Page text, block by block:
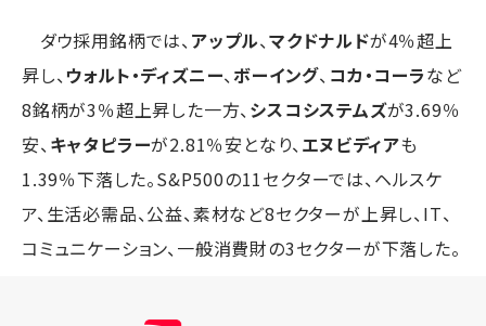
ダウ採用銘柄では、 アップル、マクドナルドが4％超上
昇し、ウォルト・ディズニー、 ボーイング、 コカ・コーラなど
8銘柄が3％超上昇した一方、 シスコシステムズが3.69％
安、 キャタピラーが2.81％安となり、 エヌビディアも
1.39％下落した。S&P500の11セクターでは、ヘルスケ
ア、生活必需品、公益、素材など8セクターが上昇し、IT、
コミュニケーション、一般消費財の3セクターが下落した。